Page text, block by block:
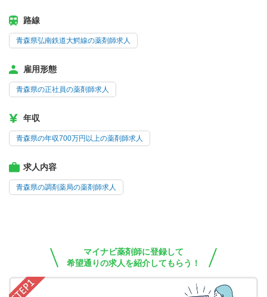
路線
青森県弘南鉄道大鰐線の薬剤師求人
雇用形態
青森県の正社員の薬剤師求人
年収
青森県の年収700万円以上の薬剤師求人
求人内容
青森県の調剤薬局の薬剤師求人
マイナビ薬剤師に登録して
希望通りの求人を紹介してもらう！